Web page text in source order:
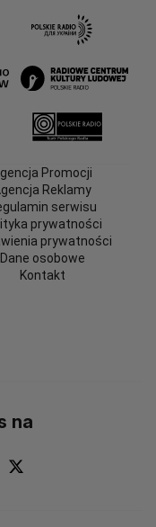
Promocji
Reklamy
serwisu
prywatności
prywatności
Dane osobowe
Kontakt
na